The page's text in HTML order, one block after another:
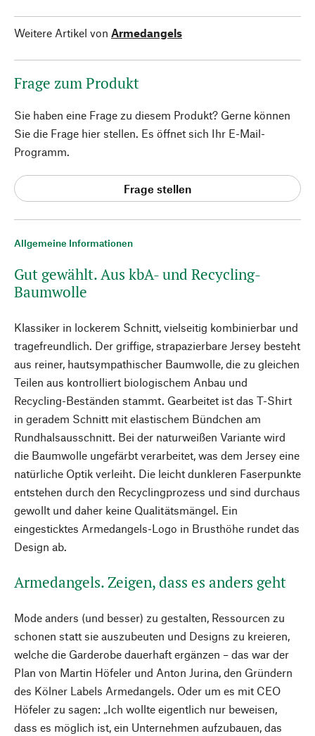
Allgemeine Informationen
Gut gewählt. Aus kbA- und Recycling-
Baumwolle
Klassiker in lockerem Schnitt, vielseitig kombinierbar und
tragefreundlich. Der griffige, strapazierbare Jersey besteht
aus reiner, hautsympathischer Baumwolle, die zu gleichen
Teilen aus kontrolliert biologischem Anbau und
Recycling-Beständen stammt. Gearbeitet ist das T-Shirt
in geradem Schnitt mit elastischem Bündchen am
Rundhalsausschnitt. Bei der naturweißen Variante wird
die Baumwolle ungefärbt verarbeitet, was dem Jersey eine
natürliche Optik verleiht. Die leicht dunkleren Faserpunkte
entstehen durch den Recyclingprozess und sind durchaus
gewollt und daher keine Qualitätsmängel. Ein
eingesticktes Armedangels-Logo in Brusthöhe rundet das
Design ab.
Armedangels. Zeigen, dass es anders geht
Mode anders (und besser) zu gestalten, Ressourcen zu
schonen statt sie auszubeuten und Designs zu kreieren,
welche die Garderobe dauerhaft ergänzen – das war der
Plan von Martin Höfeler und Anton Jurina, den Gründern
des Kölner Labels Armedangels. Oder um es mit CEO
Höfeler zu sagen: „Ich wollte eigentlich nur beweisen,
dass es möglich ist, ein Unternehmen aufzubauen, das
Weitere Artikel von Armedangels
Frage zum Produkt
Sie haben eine Frage zu diesem Produkt? Gerne können
Sie die Frage hier stellen. Es öffnet sich Ihr E-Mail-
Programm.
Frage stellen